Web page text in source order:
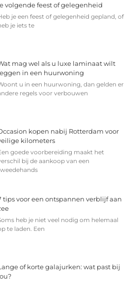
volgende feest of gelegenheid
je een feest of gelegenheid gepland, of
je iets te
mag wel als u luxe laminaat wilt
in een huurwoning
u in een huurwoning, dan gelden er
regels voor verbouwen
kopen nabij Rotterdam voor
kilometers
goede voorbereiding maakt het
bij de aankoop van een
tips voor een ontspannen verblijf aan
heb je niet veel nodig om helemaal
te laden. Een
of korte galajurken: wat past bij